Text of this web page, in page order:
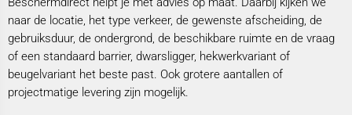
naar de locatie, het type verkeer, de gewenste afscheiding, de
gebruiksduur, de ondergrond, de beschikbare ruimte en de vraag
of een standaard barrier, dwarsligger, hekwerkvariant of
beugelvariant het beste past. Ook grotere aantallen of
projectmatige levering zijn mogelijk.